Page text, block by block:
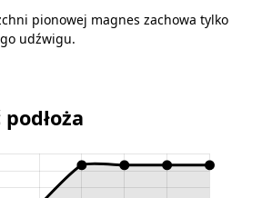
pionowej magnes zachowa tylko
udźwigu.